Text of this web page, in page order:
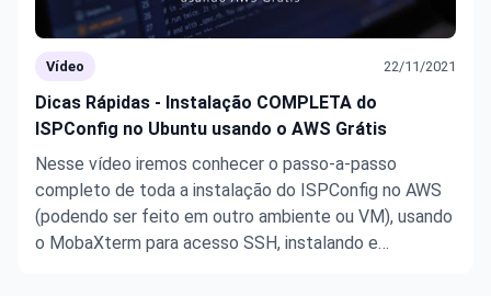
Vídeo 22/11/2021
Dicas Rápidas - Instalação COMPLETA do
ISPConfig no Ubuntu usando o AWS Grátis
Nesse vídeo iremos conhecer o passo-a-passo
completo de toda a instalação do ISPConfig no AWS
(podendo ser feito em outro ambiente ou VM), usando
o MobaXterm para acesso SSH, instalando e